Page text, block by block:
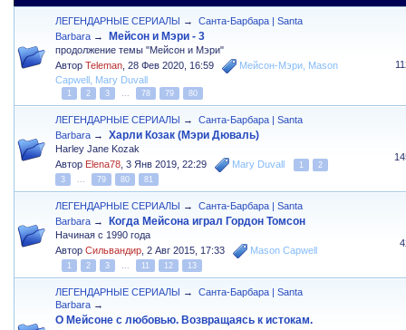
ЛЕГЕНДАРНЫЕ СЕРИАЛЫ →
Санта-Барбара | Santa
Barbara → Мейсон и Мэри - 3
продолжение темы "Мейсон и Мэри"
АвторTeleman ,28 Фев 2020, 16:59 Мейсон-Мэри Mason
Capwell , Mary Duvall
1 2 3 ... 78 79 80
ЛЕГЕНДАРНЫЕ СЕРИАЛЫ →
Санта-Барбара | Santa
Barbara → Харли Козак (Мэри Дюваль)
Harley Jane Kozak
Автор Elena78 ,3 Янв 2019, 22:29 Mary Duvall 1
2
3
... 79 80 81
ЛЕГЕНДАРНЫЕ СЕРИАЛЫ →
Санта-Барбара | Santa
Barbara → Когда Мейсона играл Гордон Томсон
Начиная с 1990 года
АвторСильвандир ,2 Авг 2015, 17:33 Mason Capwell
1 2 3 ... 11 12 13
ЛЕГЕНДАРНЫЕ СЕРИАЛЫ →
Санта-Барбара | Santa
Barbara →
О Мейсоне с любовью. Возвращаясь к истокам.